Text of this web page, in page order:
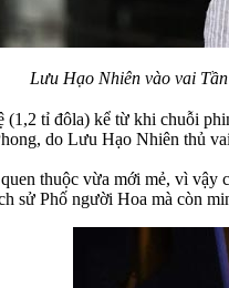
Lưu Hạo Nhiên vào vai
(1,2 tỉ đôla) kể từ khi chuỗi
do Lưu Hạo Nhiên thủ
thuộc vừa mới mẻ, vì
sử Phố người Hoa mà còn